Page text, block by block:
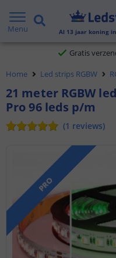
Menu Al 13 jaar koning
Gratis
Voor 23:45
Home Led strips RGBW
21 meter RGBW
Pro 96 leds p/m
(1 reviews)
PRO